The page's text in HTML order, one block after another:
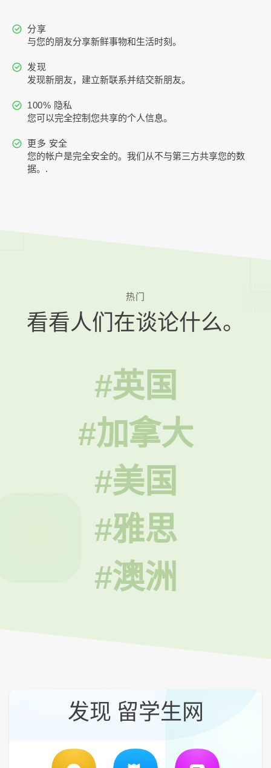
分享
与您的朋友分享新鲜事物和生活时刻。
发现
发现新朋友，建立新联系并结交新朋友。
100% 隐私
您可以完全控制您共享的个人信息。
更多 安全
您的帐户是完全安全的。我们从不与第三方共享您的数
据。.
热门
看看人们在谈论什么。
#英国
#加拿大
#美国
#雅思
#澳洲
发现 留学生网